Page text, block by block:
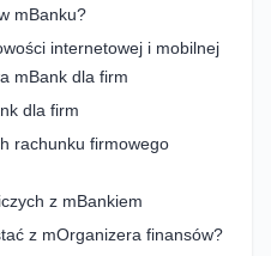
mBanku?
internetowej i mobilnej
mBank dla firm
dla firm
rachunku firmowego
z mBankiem
z mOrganizera finansów?